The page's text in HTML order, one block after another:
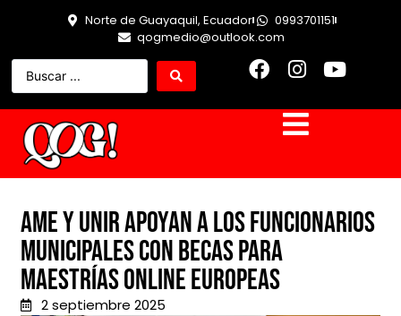
Norte de Guayaquil, Ecuador
0993701151
qogmedio@outlook.com
AME y UNIR apoyan a los funcionarios
municipales con becas para
maestrías online europeas
2 septiembre 2025